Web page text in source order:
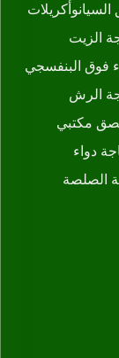
الزيت
فوق البنفسجي
الرش
مكتبي
دواء
الصلصة